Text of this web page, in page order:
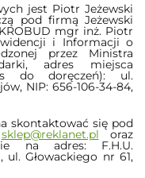
jest Piotr Jeżewski
pod firmą Jeżewski
mgr inż. Piotr
i Informacji o
przez Ministra
adres miejsca
do doręczeń): ul.
NIP: 656-106-34-84,
skontaktować się pod
sklep@reklanet.pl oraz
na adres: F.H.U.
Głowackiego nr 61,